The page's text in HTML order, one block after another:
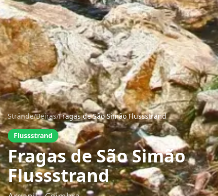
Strände/Beiras/Fragas de São Simão Flussstrand
Flussstrand
Fragas de São Simão
Flussstrand